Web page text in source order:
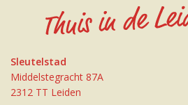
Sleutelstad
Middelstegracht 87A
2312 TT Leiden